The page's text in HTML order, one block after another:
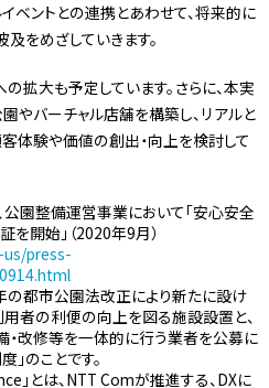
ベントとの連携とあわせて、将来的に
をめざしていきます。
拡大も予定しています。さらに、本実
やバーチャル店舗を構築し、リアルと
体験や価値の創出・向上を検討して
公園整備運営事業において「安心安全
を開始」（2020年9月）
press-
の都市公園法改正により新たに設け
者の利便の向上を図る施設設置と、
改修等を一体的に行う業者を公募に
のことです。
」とは、NTT Comが推進する、DXに